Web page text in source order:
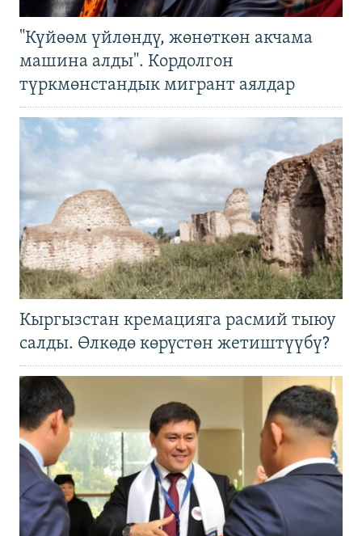
"Күйөөм үйлөндү, жөнөткөн акчама
машина алды". Кордолгон
түркмөнстандык мигрант аялдар
Кыргызстан кремацияга расмий тыюу
салды. Өлкөдө көрүстөн жетиштүүбү?